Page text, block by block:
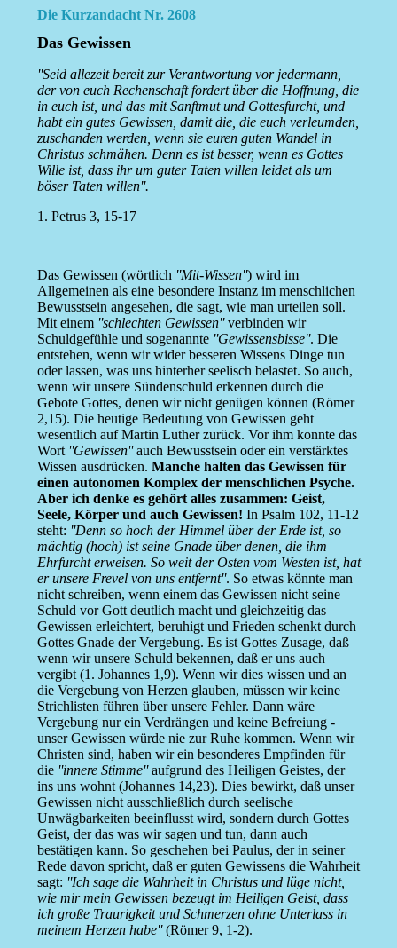
Die Kurzandacht Nr. 2608
Das Gewissen
''Seid allezeit bereit zur Verantwortung vor jedermann,
der von euch Rechenschaft fordert über die Hoffnung, die
in euch ist, und das mit Sanftmut und Gottesfurcht, und
habt ein gutes Gewissen, damit die, die euch verleumden,
zuschanden werden, wenn sie euren guten Wandel in
Christus schmähen. Denn es ist besser, wenn es Gottes
Wille ist, dass ihr um guter Taten willen leidet als um
böser Taten willen''.
1. Petrus 3, 15-17
Das Gewissen (wörtlich ''Mit-Wissen'') wird im
Allgemeinen als eine besondere Instanz im menschlichen
Bewusstsein angesehen, die sagt, wie man urteilen soll.
Mit einem ''schlechten Gewissen''verbinden wir
Schuldgefühle und sogenannte ''Gewissensbisse''. Die
entstehen, wenn wir wider besseren Wissens Dinge tun
oder lassen, was uns hinterher seelisch belastet. So auch,
wenn wir unsere Sündenschuld erkennen durch die
Gebote Gottes, denen wir nicht genügen können (Römer
2,15). Die heutige Bedeutung von Gewissen geht
wesentlich auf Martin Luther zurück. Vor ihm konnte das
Wort ''Gewissen''auch Bewusstsein oder ein verstärktes
Wissen ausdrücken. Manche halten das Gewissen für
einen autonomen Komplex der menschlichen Psyche.
Aber ich denke es gehört alles zusammen: Geist,
Seele, Körper und auch Gewissen! In Psalm 102, 11-12
steht: ''Denn so hoch der Himmel über der Erde ist, so
mächtig (hoch) ist seine Gnade über denen, die ihm
Ehrfurcht erweisen. So weit der Osten vom Westen ist, hat
er unsere Frevel von uns entfernt''. So etwas könnte man
nicht schreiben, wenn einem das Gewissen nicht seine
Schuld vor Gott deutlich macht und gleichzeitig das
Gewissen erleichtert, beruhigt und Frieden schenkt durch
Gottes Gnade der Vergebung. Es ist Gottes Zusage, daß
wenn wir unsere Schuld bekennen, daß er uns auch
vergibt (1. Johannes 1,9). Wenn wir dies wissen und an
die Vergebung von Herzen glauben, müssen wir keine
Strichlisten führen über unsere Fehler. Dann wäre
Vergebung nur ein Verdrängen und keine Befreiung -
unser Gewissen würde nie zur Ruhe kommen. Wenn wir
Christen sind, haben wir ein besonderes Empfinden für
die ''innere Stimme''aufgrund des Heiligen Geistes, der
ins uns wohnt (Johannes 14,23). Dies bewirkt, daß unser
Gewissen nicht ausschließlich durch seelische
Unwägbarkeiten beeinflusst wird, sondern durch Gottes
Geist, der das was wir sagen und tun, dann auch
bestätigen kann. So geschehen bei Paulus, der in seiner
Rede davon spricht, daß er guten Gewissens die Wahrheit
sagt: ''Ich sage die Wahrheit in Christus und lüge nicht,
wie mir mein Gewissen bezeugt im Heiligen Geist, dass
ich große Traurigkeit und Schmerzen ohne Unterlass in
meinem Herzen habe''(Römer 9, 1-2).